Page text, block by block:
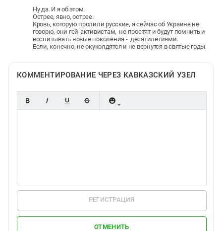
Ну да. И я об этом.
Острее, явно, острее.
Кровь, которую пролили русские, я сейчас об Украине не
говорю, они гей-активистам, не простят и будут помнить и
воспитывать новые поколения - десятилетиями.
Если, конечно, не окуколдятся и не вернутся в святые годы.
КОММЕНТИРОВАНИЕ ЧЕРЕЗ КАВКАЗСКИЙ УЗЕЛ
РЕГИСТРАЦИЯ
ОТМЕНИТЬ